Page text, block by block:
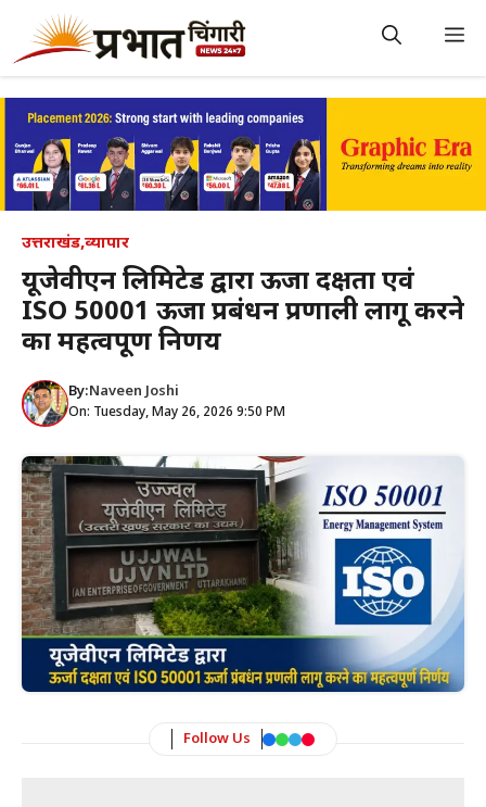
content
उत्तराखंड,व्यापार
यूजेवीएन लिमिटेड द्वारा ऊर्जा दक्षता एवं
ISO 50001 ऊर्जा प्रबंधन प्रणाली लागू करने
का महत्वपूर्ण निर्णय
By:Naveen Joshi
On: Tuesday, May 26, 2026 9:50 PM
Follow Us